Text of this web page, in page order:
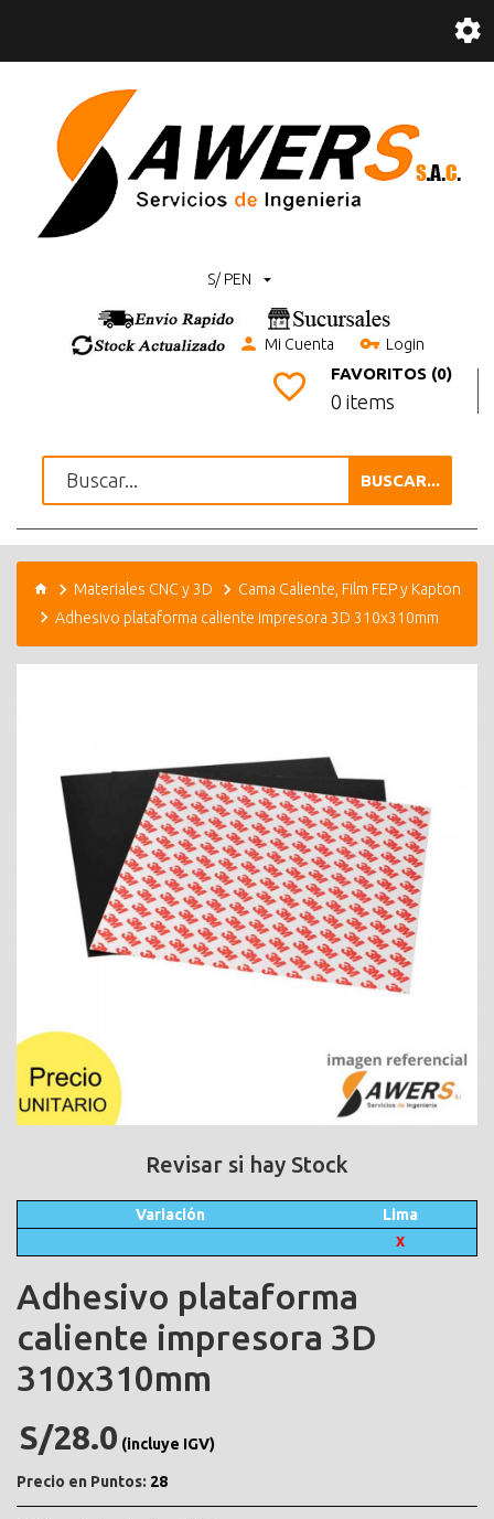
S/ PEN
Mi Cuenta Login
FAVORITOS (0)
0 items
BUSCAR...
Materiales CNC y 3D
Cama Caliente, Film FEP y Kapton
Adhesivo plataforma caliente impresora 3D 310x310mm
Revisar si hay Stock
Variación Lima
X
Adhesivo plataforma
caliente impresora 3D
310x310mm
S/28.0 (incluye IGV)
Precio en Puntos: 28